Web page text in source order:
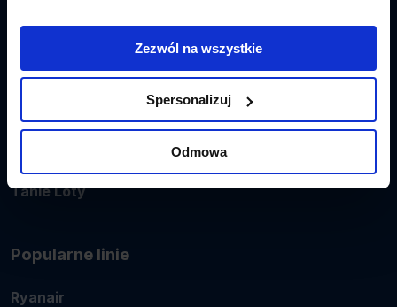
Zezwól na wszystkie
Spersonalizuj
Odmowa
Promocje
Tanie Loty
Popularne linie
Ryanair